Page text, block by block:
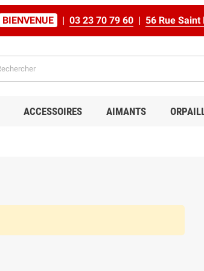
BIENVENUE | 03 23 70 79 60| 56 Rue Saint
ACCESSOIRES AIMANTS